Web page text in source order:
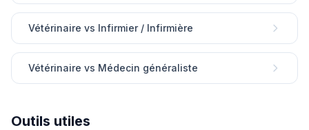
Vétérinaire vs Infirmier / Infirmière
Vétérinaire vs Médecin généraliste
Outils utiles